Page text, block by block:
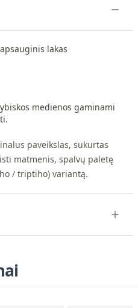
lakas
medienos gaminami
paveikslas, sukurtas
matmenis, spalvų paletę
/ triptiho) variantą.